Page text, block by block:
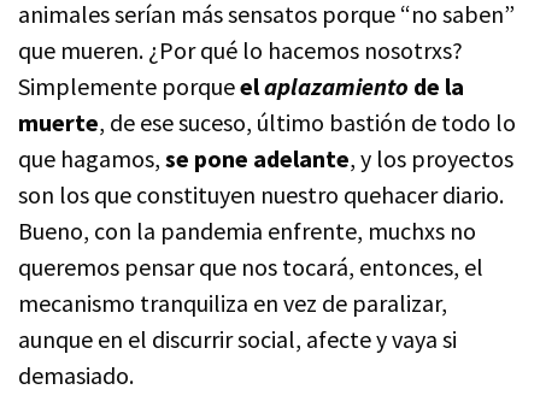
animales serían más sensatos porque “no saben”
que mueren. ¿Por qué lo hacemos nosotrxs?
Simplemente porqueelaplazamiento de la
muerte, de ese suceso, último bastión de todo lo
que hagamos, se pone adelante, y los proyectos
son los que constituyen nuestro quehacer diario.
Bueno, con la pandemia enfrente, muchxs no
queremos pensar que nos tocará, entonces, el
mecanismo tranquiliza en vez de paralizar,
aunque en el discurrir social, afecte y vaya si
demasiado.